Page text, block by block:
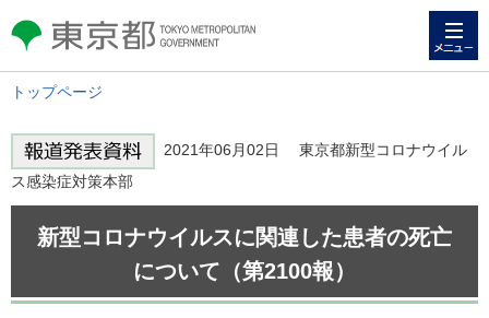
東京都 TOKYO METROPOLITAN
GOVERNMENT
トップページ
2021年06月02日 東京都新型コロナウイル
ス感染症対策本部
新型コロナウイルスに関連した患者の死亡
について（第2100報）